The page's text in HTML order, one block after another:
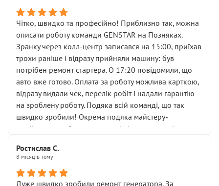
спроба продати дорогий вузол замість елементарних
ущільнювачів.
Що прикро — це не перший мій візит. Раніше міняв у
вас стартер, і тоді сервіс наче справив хороше
враження. Але згодом знайшов декілька гайок під
лобовим склом. Мені пояснили, що це “старі гайки, які
відкручували”, і попросили не хвилюватися. ( надіюсь
новий власник, не застяг в полі))
Але після нинішнього візиту такі дрібниці вже не
здаються дрібницями.
Я — клієнт, який працює на довірі, і саме її цей сервіс
Хотілося б більше:
• належної уваги до авто
• прозорості в роботах і рахунках
• реальної діагностики, а не формального
Чітко, швидко та професійно! Приблизно так, можна
описати роботу команди GENSTAR на Позняках.
Зранку через колл-центр записався на 15:00, приїхав
трохи раніше і відразу прийняли машину: був
потрібен ремонт стартера. О 17:20 повідомили, що
авто вже готово. Оплата за роботу можлива карткою,
відразу видали чек, перелік робіт і надали гарантію
на зроблену роботу. Подяка всій команді, що так
швидко зробили! Окрема подяка майстеру-
приймальнику Олександру: всі чітко та по суті.
звертатися до цього автосервісу.
Ростислав С.
8 місяців тому
Дуже швидко зробили ремонт генератора. За